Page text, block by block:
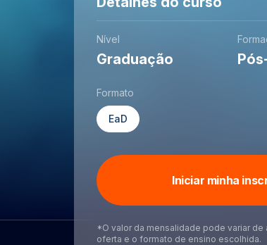
Nível
Graduação
Formato
EaD
Iniciar minha
*O valor da mensalidade pode variar
oferta e o formato de ensino escolhida.